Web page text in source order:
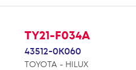
TY21-F034A
43512-0K060
TOYOTA - HILUX